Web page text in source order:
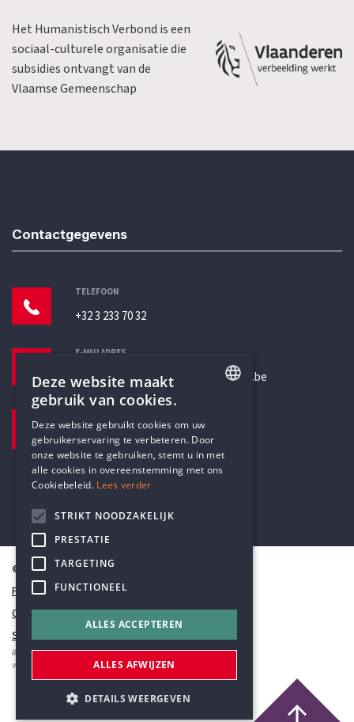
Het Humanistisch Verbond is een
sociaal-culturele organisatie die
subsidies ontvangt van de
Vlaamse Gemeenschap
Contactgegevens
TELEFOON
+32 3 233 70 32
E-MAILADRES
secretariaat@humanistischverbond.be
Pottenbrug 4
Antwerpen, 2000
© Humanistisch Verbond 2026
Privacy
Cookiestatement
Sitemap
#codedwithlove byCodelines
webapplicaties
mobiele apps&maatwerk websites
DUTCH
Deze website maakt
gebruik van cookies.
Deze website gebruikt cookies om uw
gebruikerservaring te verbeteren. Door
onze website te gebruiken, stemt u in met
alle cookies in overeenstemming met ons
Cookiebeleid. Lees verder
STRIKT NOODZAKELIJK
PRESTATIE
TARGETING
FUNCTIONEEL
ALLES ACCEPTEREN
ALLES AFWIJZEN
DETAILS WEERGEVEN